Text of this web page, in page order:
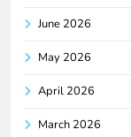
June 2026
May 2026
April 2026
March 2026